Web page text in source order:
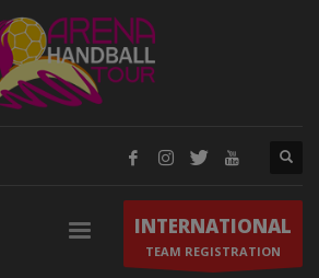
INTERNATIONAL
TEAM REGISTRATION